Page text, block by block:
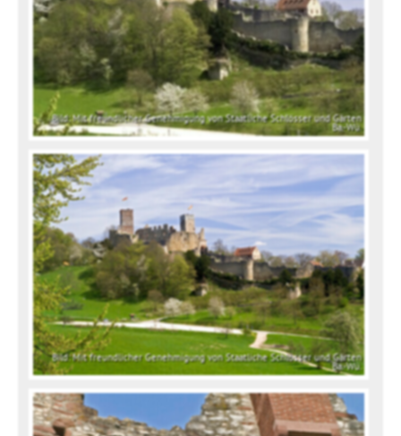
Bild: Mit freundlicher Genehmigung von Staatliche Schlösser und Gärten
Ba.-Wü.
Bild: Mit freundlicher Genehmigung von Staatliche Schlösser und Gärten
Ba.-Wü.